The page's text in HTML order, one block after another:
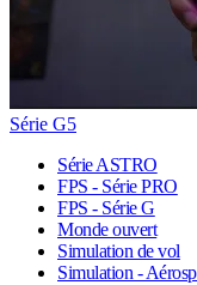
Série G5
Série ASTRO
FPS - Série PRO
FPS - Série G
Monde ouvert
Simulation de vol
Simulation -